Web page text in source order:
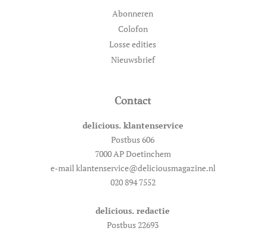
Abonneren
Colofon
Losse edities
Nieuwsbrief
Contact
delicious. klantenservice
Postbus 606
7000 AP Doetinchem
e-mail klantenservice@deliciousmagazine.nl
020 894 7552
delicious. redactie
Postbus 22693